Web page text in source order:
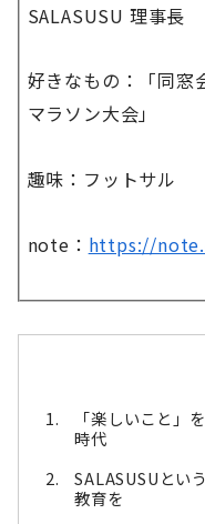
SALASUSU 理事長
好きなもの：「同窓
マラソン大会」
趣味：フットサル
note： https://
「楽しいこと」
時代
SALASUSUとい
教育を